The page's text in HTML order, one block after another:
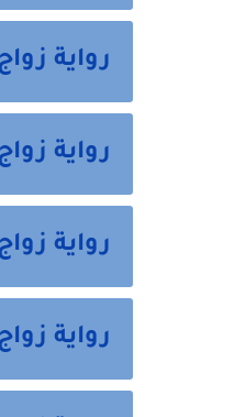
رواية
رواية
رواية
رواية